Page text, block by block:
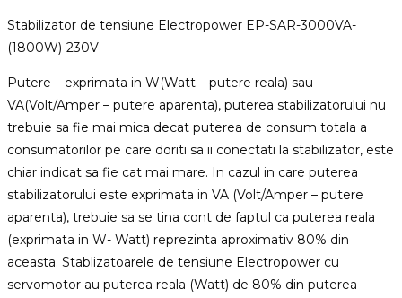
Stabilizator de tensiune Electropower EP-SAR-3000VA-
(1800W)-230V
Putere – exprimata in W(Watt – putere reala) sau
VA(Volt/Amper – putere aparenta), puterea stabilizatorului nu
trebuie sa fie mai mica decat puterea de consum totala a
consumatorilor pe care doriti sa ii conectati la stabilizator, este
chiar indicat sa fie cat mai mare. In cazul in care puterea
stabilizatorului este exprimata in VA (Volt/Amper – putere
aparenta), trebuie sa se tina cont de faptul ca puterea reala
(exprimata in W- Watt) reprezinta aproximativ 80% din
aceasta. Stablizatoarele de tensiune Electropower cu
servomotor au puterea reala (Watt) de 80% din puterea